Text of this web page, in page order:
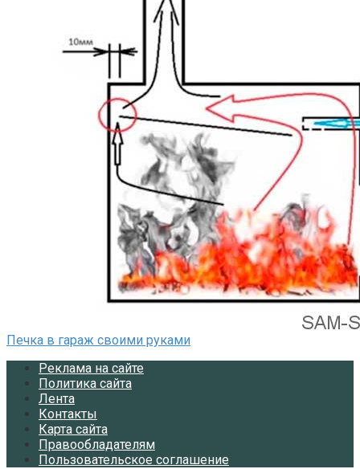
Печка в гараж своими руками
Реклама на сайте
Политика сайта
Лента
Контакты
Карта сайта
Правообладателям
Пользовательское соглашение